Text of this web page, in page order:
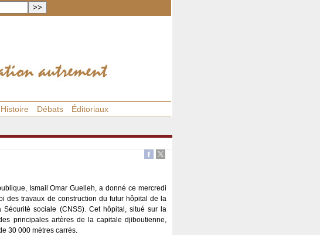
Histoire Débats Éditoriaux
Ismail Omar Guelleh, a donné ce mercredi
des travaux de construction du futur hôpital de la
Sécurité sociale (CNSS). Cet hôpital, situé sur la
principales artères de la capitale djiboutienne,
30 000 mètres carrés.